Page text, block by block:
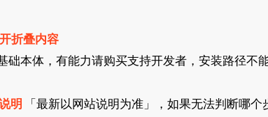
折叠内容
础本体，有能力请购买支持开发者，安装路径不
明
「最新以网站说明为准」，如果无法判断哪